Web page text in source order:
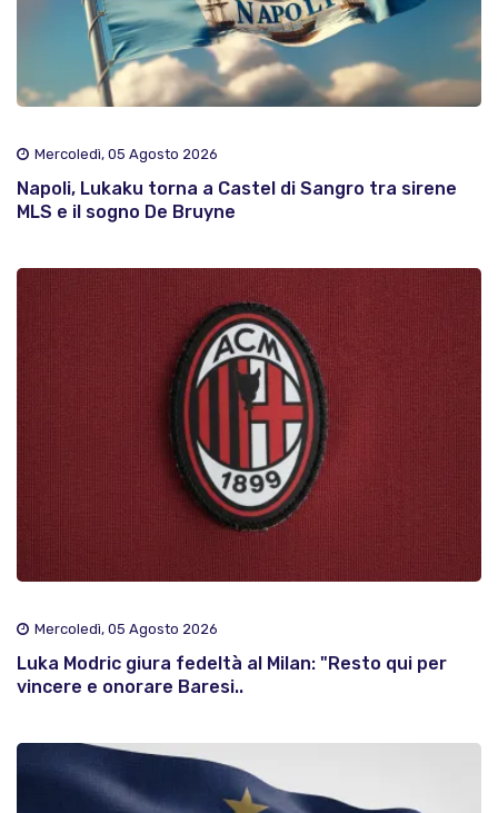
Mercoledì, 05 Agosto 2026
Napoli, Lukaku torna a Castel di Sangro tra sirene
MLS e il sogno De Bruyne
Mercoledì, 05 Agosto 2026
Luka Modric giura fedeltà al Milan: "Resto qui per
vincere e onorare Baresi..